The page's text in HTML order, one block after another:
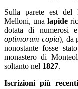
Sulla parete est del
Melloni, una lapide
dotata di numerosi
optimorum copia), da
nonostante fosse
monastero di
soltanto nel 1827.
Iscrizioni più recenti